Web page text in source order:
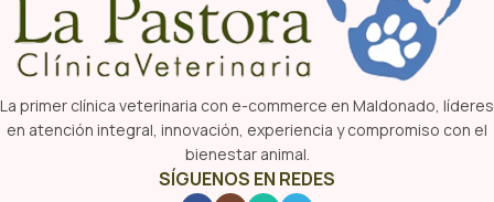
La primer clínica veterinaria con e-commerce en Maldonado, líderes
en atención integral, innovación, experiencia y compromiso con el
bienestar animal.
SÍGUENOS EN REDES